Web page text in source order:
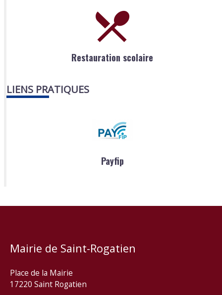
Restauration scolaire
LIENS PRATIQUES
Payfip
Mairie de Saint-Rogatien
Place de la Mairie
17220 Saint Rogatien